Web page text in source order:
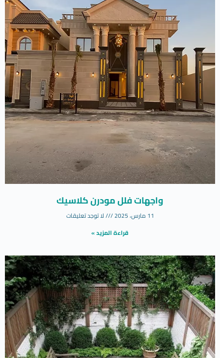
واجهات فلل مودرن كلاسيك
11 مارس، 2025
لا توجد تعليقات
قراءة المزيد »